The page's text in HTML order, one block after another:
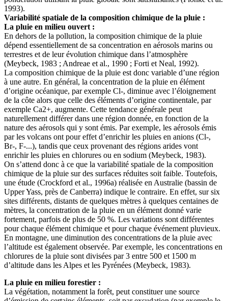
1993).
Variabilité spatiale de la composition chimique de la pluie :
La pluie en milieu ouvert :
En dehors de la pollution, la composition chimique de la pluie
dépend essentiellement de sa concentration en aérosols marins ou
terrestres et de leur évolution chimique dans l’atmosphère
(Meybeck, 1983 ; Andreae et al., 1990 ; Forti et Neal, 1992).
La composition chimique de la pluie est donc variable d’une région
à une autre. En général, la concentration de la pluie en élément
d’origine océanique, par exemple Cl-, diminue avec l’éloignement
de la côte alors que celle des éléments d’origine continentale, par
exemple Ca2+, augmente. Cette tendance générale peut
naturellement différer dans une région donnée, en fonction de la
nature des aérosols qui y sont émis. Par exemple, les aérosols émis
par les volcans ont pour effet d’enrichir les pluies en anions (Cl-,
Br-, F-...), tandis que ceux provenant des régions arides vont
enrichir les pluies en chlorures ou en sodium (Meybeck, 1983).
On s’attend donc à ce que la variabilité spatiale de la composition
chimique de la pluie sur des surfaces réduites soit faible. Toutefois,
une étude (Crockford et al., 1996a) réalisée en Australie (bassin de
Upper Yass, près de Canberra) indique le contraire. En effet, sur six
sites différents, distants de quelques mètres à quelques centaines de
mètres, la concentration de la pluie en un élément donné varie
fortement, parfois de plus de 50 %. Les variations sont différentes
pour chaque élément chimique et pour chaque événement pluvieux.
En montagne, une diminution des concentrations de la pluie avec
l’altitude est également observée. Par exemple, les concentrations en
chlorures de la pluie sont divisées par 3 entre 500 et 1500 m
d’altitude dans les Alpes et les Pyrénées (Meybeck, 1983).
La pluie en milieu forestier :
La végétation, notamment la forêt, peut constituer une source